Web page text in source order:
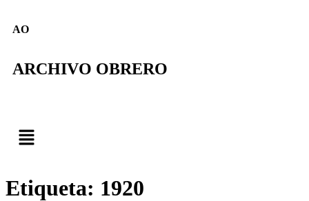
AO
ARCHIVO OBRERO
Etiqueta: 1920